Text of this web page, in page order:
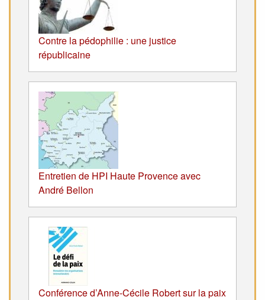
Contre la pédophilie : une justice
républicaine
Entretien de HPI Haute Provence avec
André Bellon
Conférence d’Anne-Cécile Robert sur la paix